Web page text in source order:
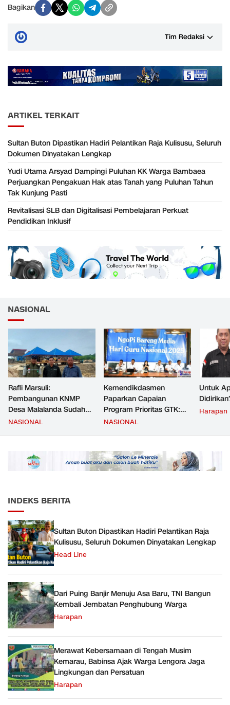
Bagikan
Tim Redaksi
ARTIKEL TERKAIT
Sultan Buton Dipastikan Hadiri Pelantikan Raja Kulisusu, Seluruh
Dokumen Dinyatakan Lengkap
Yudi Utama Arsyad Dampingi Puluhan KK Warga Bambaea
Perjuangkan Pengakuan Hak atas Tanah yang Puluhan Tahun
Tak Kunjung Pasti
Revitalisasi SLB dan Digitalisasi Pembelajaran Perkuat
Pendidikan Inklusif
NASIONAL
Rafli Marsuli:
Pembangunan KNMP
Desa Malalanda Sudah
Mencapai 69 Persen dan
JMD dan JMF
NASIONAL
Kemendikdasmen
Paparkan Capaian
Program Prioritas GTK:
Kompetensi Meningkat,
NASIONAL
Untuk
Harapan
INDEKS BERITA
Sultan Buton Dipastikan Hadiri Pelantikan Raja
Kulisusu, Seluruh Dokumen Dinyatakan Lengkap
Head Line
Dari Puing Banjir Menuju Asa Baru, TNI Bangun
Kembali Jembatan Penghubung Warga
Harapan
Merawat Kebersamaan di Tengah Musim
Kemarau, Babinsa Ajak Warga Lengora Jaga
Lingkungan dan Persatuan
Harapan